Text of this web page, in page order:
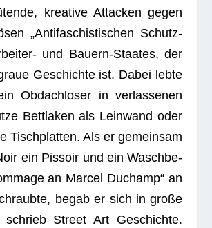
krea­tive Atta­cken gegen
„Anti­fa­schis­ti­schen Schutz­
und Bau­ern-Staa­tes, der
Geschichte ist. Dabei lebte
Obdach­lo­ser in ver­las­se­nen
Bett­la­ken als Lein­wand oder
Tisch­plat­ten. Als er gemein­sam
ein Pis­soir und ein Wasch­be­
an Mar­cel Duch­amp“ an
begab er sich in große
Street Art Geschichte.